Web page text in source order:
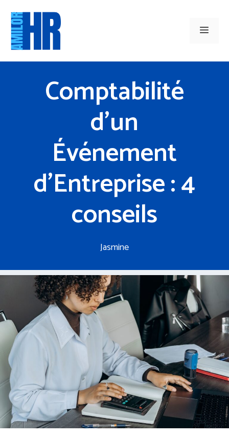
contenu
Menu
Comptabilité
d’un
Événement
d’Entreprise : 4
conseils
Jasmine